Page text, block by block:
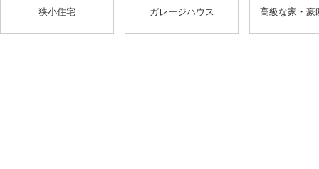
狭小住宅 ガレージハウス 高級な家・豪